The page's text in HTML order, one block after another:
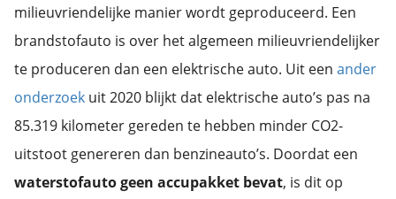
milieuvriendelijke manier wordt geproduceerd. Een
brandstofauto is over het algemeen milieuvriendelijker
te produceren dan een elektrische auto. Uit een ander
onderzoek uit 2020 blijkt dat elektrische auto’s pas na
85.319 kilometer gereden te hebben minder CO2-
uitstoot genereren dan benzineauto’s. Doordat een
waterstofauto geen accupakket bevat, is dit op